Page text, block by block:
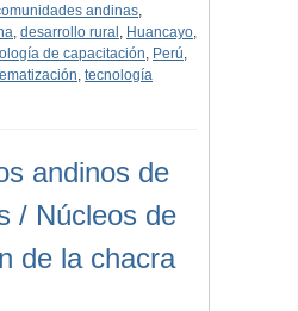
andinas,
, desarrollo rural , Huancayo,
de capacitación, Perú,
, tecnología
andinos de
/ Núcleos de
de la chacra